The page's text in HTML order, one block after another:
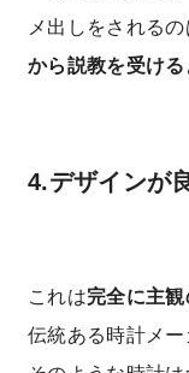
メ出しをされる
から説教を受ける
4.デザインが
これは完全に主観
伝統ある時計メー